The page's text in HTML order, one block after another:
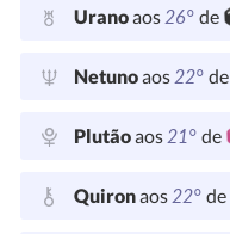
Uranoaos26° de
Netunoaos22° de
Plutãoaos21° de
Quironaos22° de